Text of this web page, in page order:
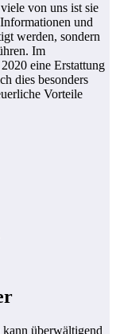
von uns ist sie
und
werden, sondern
Im
eine Erstattung
dies besonders
Vorteile
überwältigend